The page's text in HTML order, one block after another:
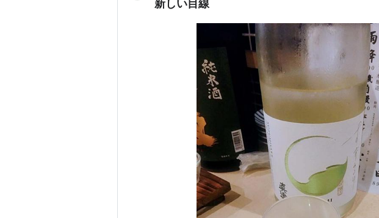
新しい目線